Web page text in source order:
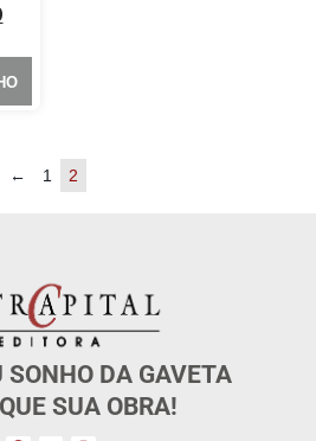
← 1 2
SONHO DA GAVETA
SUA OBRA!